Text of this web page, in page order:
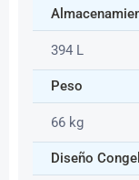
394 L
Peso
66 kg
Diseño